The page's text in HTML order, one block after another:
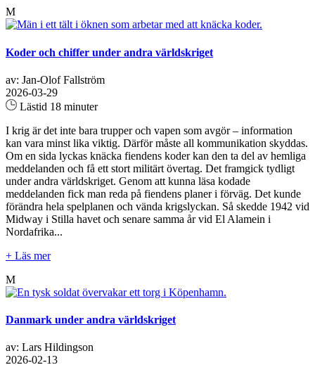
M
Koder och chiffer under andra världskriget
av: Jan-Olof Fallström
2026-03-29
Lästid 18 minuter
I krig är det inte bara trupper och vapen som avgör – information
kan vara minst lika viktig. Därför måste all kommunikation skyddas.
Om en sida lyckas knäcka fiendens koder kan den ta del av hemliga
meddelanden och få ett stort militärt övertag. Det framgick tydligt
under andra världskriget. Genom att kunna läsa kodade
meddelanden fick man reda på fiendens planer i förväg. Det kunde
förändra hela spelplanen och vända krigslyckan. Så skedde 1942 vid
Midway i Stilla havet och senare samma år vid El Alamein i
Nordafrika...
+ Läs mer
M
Danmark under andra världskriget
av: Lars Hildingson
2026-02-13